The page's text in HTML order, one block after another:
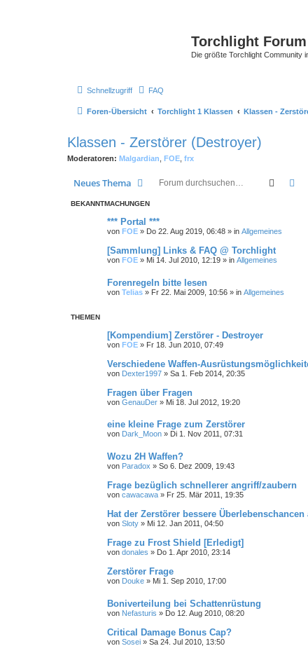
Torchlight Forum
Die größte Torchlight Community
Schnellzugriff FAQ
Foren-Übersicht Torchlight 1 Klassen Klassen -
Klassen - Zerstörer (Destroyer)
Moderatoren: Malgardian FOE frx
Neues Thema Suche
BEKANNTMACHUNGEN
*** Portal ***
von FOE » Do 22. Aug 2019, 06:48 » in Allgemeines
[Sammlung] Links & FAQ @ Torchlight
von FOE » Mi 14. Jul 2010, 12:19 » in Allgemeines
Forenregeln bitte lesen
von Telias » Fr 22. Mai 2009, 10:56 » in Allgemeines
THEMEN
[Kompendium] Zerstörer - Destroyer
von FOE » Fr 18. Jun 2010, 07:49
Verschiedene Waffen-
von Dexter1997 » Sa 1. Feb 2014, 20:35
Fragen über Fragen
von GenauDer » Mi 18. Jul 2012, 19:20
eine kleine Frage zum Zerstörer
von Dark_Moon » Di 1. Nov 2011, 07:31
Wozu 2H Waffen?
von Paradox » So 6. Dez 2009, 19:43
Frage bezüglich schnellerer angriff/zaubern
von cawacawa » Fr 25. Mär 2011, 19:35
Hat der Zerstörer bessere
von Sloty » Mi 12. Jan 2011, 04:50
Frage zu Frost Shield [Erledigt]
von donales » Do 1. Apr 2010, 23:14
Zerstörer Frage
von Douke » Mi 1. Sep 2010, 17:00
Boniverteilung bei Schattenrüstung
von Nefasturis » Do 12. Aug 2010, 08:20
Critical Damage Bonus Cap?
von Sosei » Sa 24. Jul 2010, 13:50